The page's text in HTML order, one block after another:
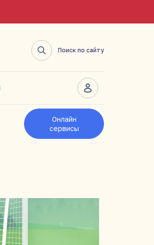
Поиск по сайту
Онлайн
сервисы